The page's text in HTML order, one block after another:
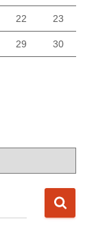
22 23
29 30